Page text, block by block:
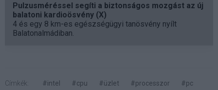
Pulzusméréssel segíti a biztonságos mozgást az új
balatoni kardioösvény (X)
4 és egy 8 km-es egészségügyi tanösvény nyílt
Balatonalmádiban.
Címkék: #intel #cpu #üzlet #processzor
#pc